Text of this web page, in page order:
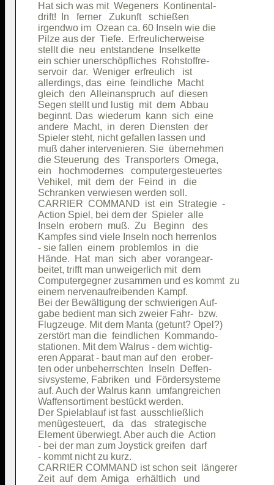
Hat sich was mit  Wegeners  Kontinental-
drift!  In   ferner   Zukunft   schießen
irgendwo im  Ozean ca. 60 Inseln wie die
Pilze aus der  Tiefe.  Erfreulicherweise
stellt die  neu  entstandene  Inselkette
ein schier unerschöpfliches  Rohstoffre-
servoir  dar.  Weniger  erfreulich   ist
allerdings, das  eine  feindliche  Macht
gleich  den  Alleinanspruch  auf  diesen
Segen stellt und lustig  mit  dem  Abbau
beginnt. Das  wiederum  kann  sich  eine
andere  Macht,  in  deren  Diensten  der
Spieler steht, nicht gefallen lassen und
muß daher intervenieren. Sie  übernehmen
die Steuerung  des  Transporters  Omega,
ein   hochmodernes   computergesteuertes
Vehikel,  mit  dem  der  Feind  in   die
Schranken verwiesen werden soll.
CARRIER  COMMAND  ist  ein  Strategie  -
Action Spiel, bei dem der  Spieler  alle
Inseln  erobern  muß.  Zu   Beginn   des
Kampfes sind viele Inseln noch herrenlos
- sie fallen  einem  problemlos  in  die
Hände.  Hat  man  sich  aber  vorangear-
beitet, trifft man unweigerlich mit  dem
Computergegner zusammen und es kommt  zu
einem nervenaufreibenden Kampf.
Bei der Bewältigung der schwierigen Auf-
gabe bedient man sich zweier Fahr-  bzw.
Flugzeuge. Mit dem Manta (getunt? Opel?)
zerstört man die  feindlichen  Kommando-
stationen. Mit dem Walrus - dem wichtig-
eren Apparat - baut man auf den  erober-
ten oder unbeherrschten  Inseln  Deffen-
sivsysteme, Fabriken  und  Fördersysteme
auf. Auch der Walrus kann  umfangreichen
Waffensortiment bestückt werden.
Der Spielablauf ist fast  ausschließlich
menügesteuert,   da   das   strategische
Element überwiegt. Aber auch die  Action
- bei der man zum Joystick greifen  darf
- kommt nicht zu kurz.
CARRIER COMMAND ist schon seit  längerer
Zeit  auf  dem  Amiga   erhältlich   und